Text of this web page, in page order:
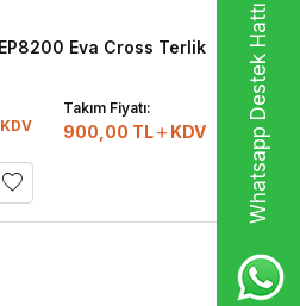
Whatsapp Destek Hattı
Eva Cross Terlik
Takım Fiyatı:
900,00 TL KDV